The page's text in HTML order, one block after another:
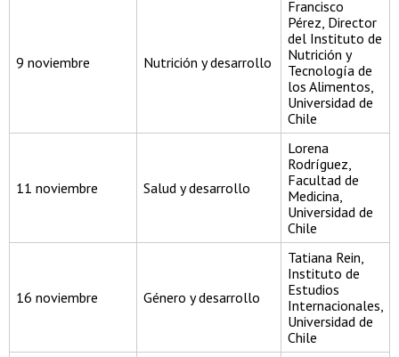
9 noviembre Nutrición y desarrollo
Francisco
Pérez, Director
del Instituto de
Nutrición y
Tecnología de
los Alimentos,
Universidad de
Chile
11 noviembre Salud y desarrollo
Lorena
Rodríguez,
Facultad de
Medicina,
Universidad de
Chile
16 noviembre Género y desarrollo
Tatiana Rein,
Instituto de
Estudios
Internacionales,
Universidad de
Chile